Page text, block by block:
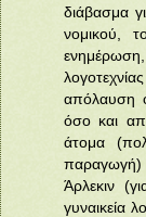
διάβασμα
νομικού,
απόλαυση
όσο και
άτομα
Άρλεκιν
γυναικεία